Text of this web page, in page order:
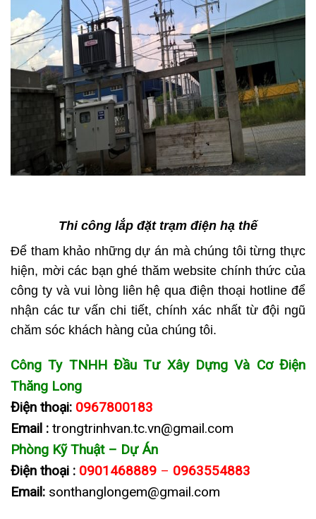
Thi công lắp đặt trạm điện hạ thế
Để tham khảo những dự án mà chúng tôi từng thực
hiện, mời các bạn ghé thăm website chính thức của
công ty và vui lòng liên hệ qua điện thoại hotline để
nhận các tư vấn chi tiết, chính xác nhất từ đội ngũ
chăm sóc khách hàng của chúng tôi.
Công Ty TNHH Đầu Tư Xây Dựng Và Cơ Điện
Thăng Long
Điện thoại: 0967800183
Email : trongtrinhvan.tc.vn@gmail.com
Phòng Kỹ Thuật – Dự Án
Điện thoại : 0901468889 – 0963554883
Email: sonthanglongem@gmail.com